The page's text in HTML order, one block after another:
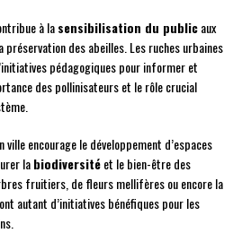
à lasensibilisation du publicaux
préservation des abeilles. Les ruches urbaines
pédagogiques pour informer et
des pollinisateurs et le rôle crucial
ville encourage le développement d’espaces
labiodiversitéet le bien-être des
fruitiers, de fleurs mellifères ou encore la
autant d’initiatives bénéfiques pour les